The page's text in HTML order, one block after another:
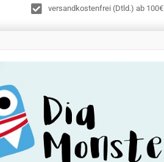
versandkostenfrei (Dtld.) ab 100€